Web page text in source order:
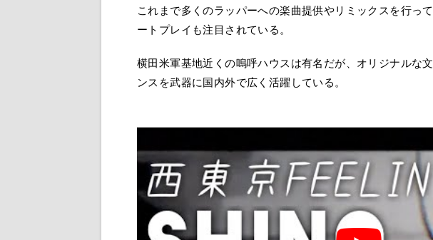
これまで多くのラッパーへの楽曲提供やリミックスを行っ
ートプレイも注目されている。
横田米軍基地近くの嗚呼ハウスは有名だが、オリジナルな
ンスを武器に国内外で広く活躍している。